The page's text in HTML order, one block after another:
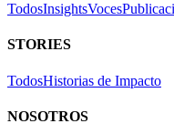
TodosInsightsVoces
STORIES
TodosHistorias de Impacto
NOSOTROS